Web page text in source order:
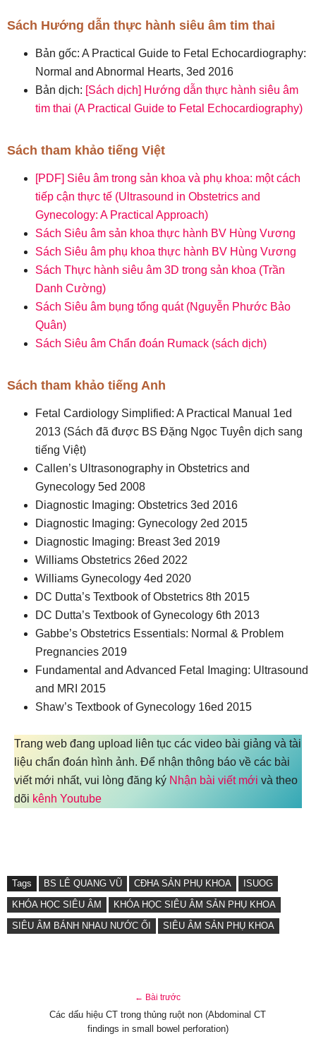
Sách Hướng dẫn thực hành siêu âm tim thai
Bản gốc: A Practical Guide to Fetal Echocardiography:
Normal and Abnormal Hearts, 3ed 2016
Bản dịch: [Sách dịch] Hướng dẫn thực hành siêu âm
tim thai (A Practical Guide to Fetal Echocardiography)
Sách tham khảo tiếng Việt
[PDF] Siêu âm trong sản khoa và phụ khoa: một cách
tiếp cận thực tế (Ultrasound in Obstetrics and
Gynecology: A Practical Approach)
Sách Siêu âm sản khoa thực hành BV Hùng Vương
Sách Siêu âm phụ khoa thực hành BV Hùng Vương
Sách Thực hành siêu âm 3D trong sản khoa (Trần
Danh Cường)
Sách Siêu âm bụng tổng quát (Nguyễn Phước Bảo
Quân)
Sách Siêu âm Chẩn đoán Rumack (sách dịch)
Sách tham khảo tiếng Anh
Fetal Cardiology Simplified: A Practical Manual 1ed
2013 (Sách đã được BS Đặng Ngọc Tuyên dịch sang
tiếng Việt)
Callen’s Ultrasonography in Obstetrics and
Gynecology 5ed 2008
Diagnostic Imaging: Obstetrics 3ed 2016
Diagnostic Imaging: Gynecology 2ed 2015
Diagnostic Imaging: Breast 3ed 2019
Williams Obstetrics 26ed 2022
Williams Gynecology 4ed 2020
DC Dutta’s Textbook of Obstetrics 8th 2015
DC Dutta’s Textbook of Gynecology 6th 2013
Gabbe’s Obstetrics Essentials: Normal & Problem
Pregnancies 2019
Fundamental and Advanced Fetal Imaging: Ultrasound
and MRI 2015
Shaw’s Textbook of Gynecology 16ed 2015
Trang web đang upload liên tục các video bài giảng và tài
liệu chẩn đoán hình ảnh. Để nhận thông báo về các bài
viết mới nhất, vui lòng đăng ký Nhận bài viết mới và theo
dõi kênh Youtube
Tags BS LÊ QUANG VŨ CĐHA SẢN PHỤ KHOA
ISUOG
KHÓA HỌC SIÊU ÂM
KHÓA HỌC SIÊU ÂM SẢN PHỤ KHOA
SIÊU ÂM BÁNH NHAU NƯỚC ỐI
SIÊU ÂM SẢN PHỤ KHOA
← Bài trước
Các dấu hiệu CT trong thủng ruột non (Abdominal CT
findings in small bowel perforation)